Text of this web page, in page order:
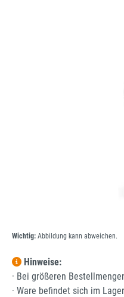
Wichtig: Abbildung kann abweichen.
Hinweise:
· Bei größeren
· Ware befindet sich im